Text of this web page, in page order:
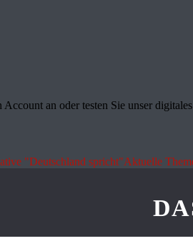
an oder testen Sie unser
"Deutschland spricht"Aktuelle